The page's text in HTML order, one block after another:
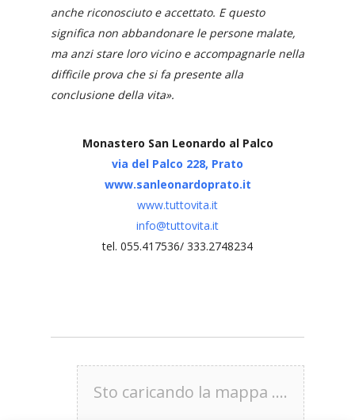
anche riconosciuto e accettato. E questo
significa non abbandonare le persone malate,
ma anzi stare loro vicino e accompagnarle nella
difficile prova che si fa presente alla
conclusione della vita».
Monastero San Leonardo al Palco
via del Palco 228, Prato
www.sanleonardoprato.it
www.tuttovita.it
info@tuttovita.it
tel. 055.417536/ 333.2748234
Sto caricando la mappa ....